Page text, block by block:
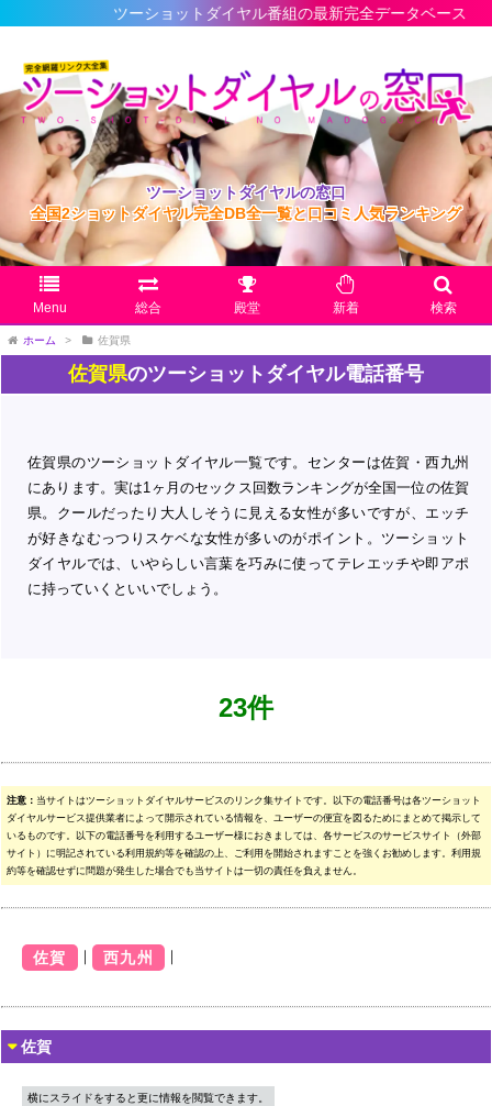
ツーショットダイヤル番組の最新完全データベース
ツーショットダイヤルの窓口
全国2ショットダイヤル完全DB全一覧と口コミ人気ランキング
Menu 総合 殿堂 新着 検索
ホーム > 佐賀県
佐賀県のツーショットダイヤル電話番号
佐賀県のツーショットダイヤル一覧です。センターは佐賀・西九州
にあります。実は1ヶ月のセックス回数ランキングが全国一位の佐賀
県。クールだったり大人しそうに見える女性が多いですが、エッチ
が好きなむっつりスケベな女性が多いのがポイント。ツーショット
ダイヤルでは、いやらしい言葉を巧みに使ってテレエッチや即アポ
に持っていくといいでしょう。
23件
注意： 当サイトはツーショットダイヤルサービスのリンク集サイトです。以下の電話番号は各ツーショット
ダイヤルサービス提供業者によって開示されている情報を、ユーザーの便宜を図るためにまとめて掲示して
いるものです。以下の電話番号を利用するユーザー様におきましては、各サービスのサービスサイト（外部
サイト）に明記されている利用規約等を確認の上、ご利用を開始されますことを強くお勧めします。利用規
約等を確認せずに問題が発生した場合でも当サイトは一切の責任を負えません。
佐賀 ｜ 西九州 ｜
佐賀
横にスライドをすると更に情報を閲覧できます。